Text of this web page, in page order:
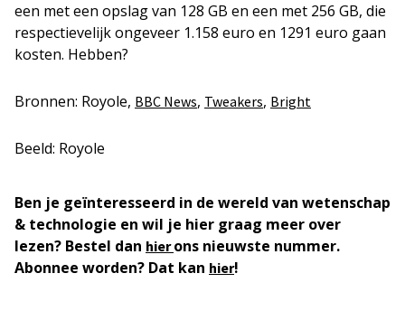
een met een opslag van 128 GB en een met 256 GB, die
respectievelijk ongeveer 1.158 euro en 1291 euro gaan
kosten. Hebben?
Bronnen: Royole, BBC News, Tweakers, Bright
Beeld: Royole
Ben je geïnteresseerd in de wereld van wetenschap
& technologie en wil je hier graag meer over
lezen? Bestel dan hierons nieuwste nummer.
Abonnee worden? Dat kan hier!